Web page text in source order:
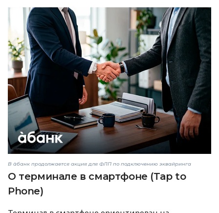
В àбанк продолжается акция для ФЛП по подключению эквайринга
О терминале в смартфоне (Tap to
Phone)